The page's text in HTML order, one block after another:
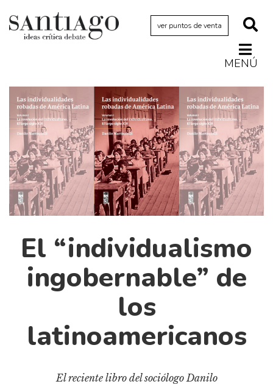
ver puntos de venta
MENÚ
Archivo Cenfoto-UDP
Arquetipos de situación
Artes visuales
Ciencia
Cine y televisión
Ciudad
Críticas
Cultura
Diccionario portátil de la literatura chilena
Fragmentos
El “individualismo
ingobernable” de
los
latinoamericanos
El reciente libro del sociólogo Danilo